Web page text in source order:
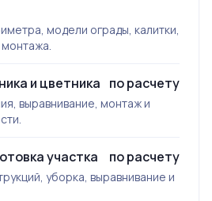
модели ограды, калитки,
и цветника по расчету
выравнивание, монтаж и
участка по расчету
уборка, выравнивание и